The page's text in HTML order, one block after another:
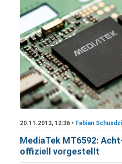
20.11.2013, 12:36 • Fabian
MediaTek MT6592:
offiziell vorgestellt